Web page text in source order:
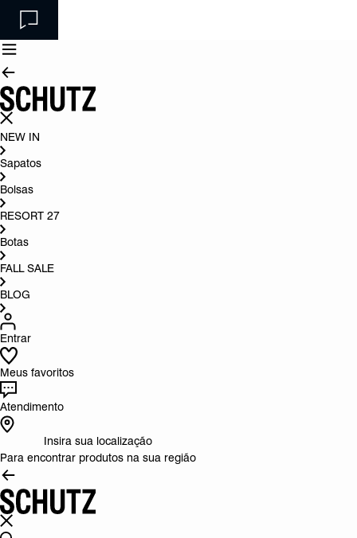
NEW IN
Sapatos
Bolsas
RESORT 27
Botas
FALL SALE
BLOG
Entrar
Meus favoritos
Atendimento
Insira sua localização
Para encontrar produtos na sua região